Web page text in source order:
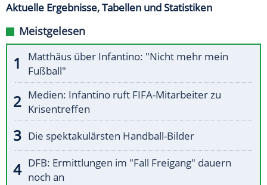
Aktuelle Ergebnisse, Tabellen und Statistiken
Meistgelesen
Matthäus über Infantino: "Nicht mehr mein
Fußball"
Medien: Infantino ruft FIFA-Mitarbeiter zu
Krisentreffen
Die spektakulärsten Handball-Bilder
DFB: Ermittlungen im "Fall Freigang" dauern
noch an